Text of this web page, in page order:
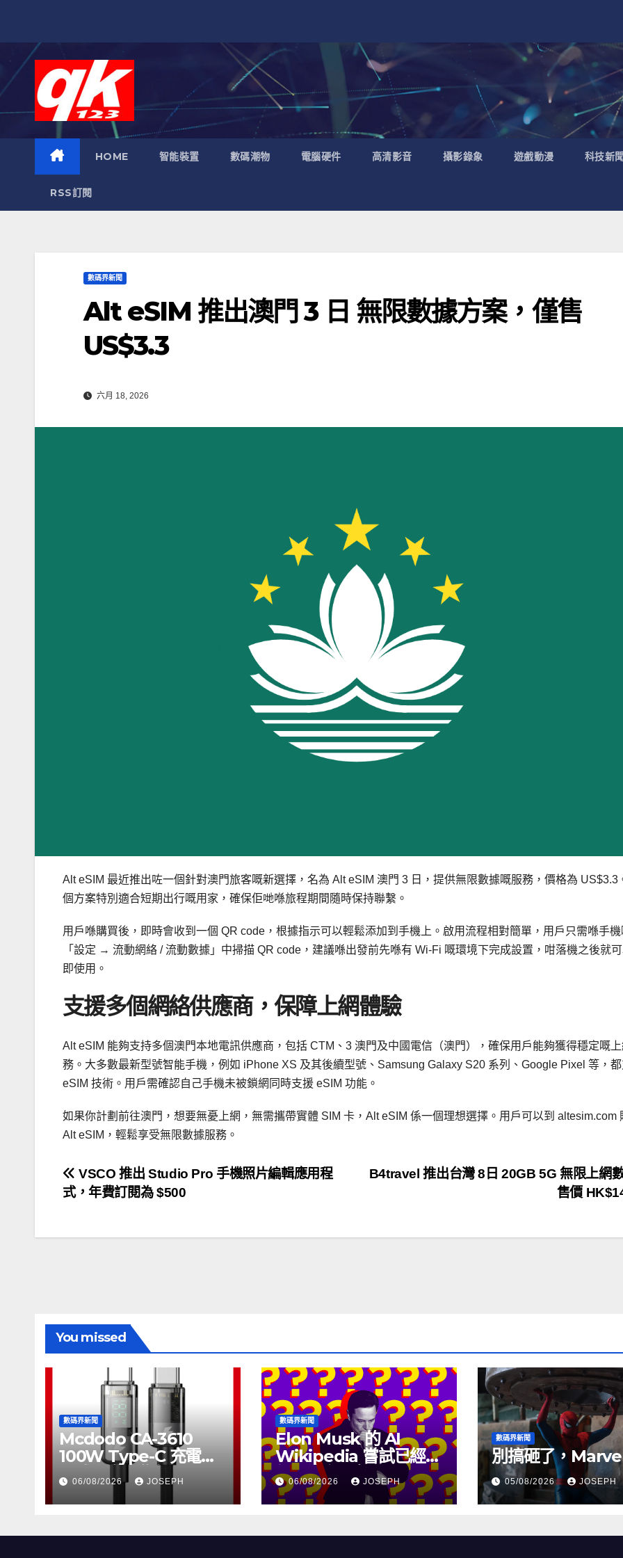
HOME 智能裝置 數碼潮物 電腦硬件 高清影音 攝影錄象 遊戲動漫 科技新聞
RSS訂閱
數碼界新聞
Alt eSIM 推出澳門 3 日 無限數據方案，僅售
US$3.3
六月 18, 2026
Alt eSIM 最近推出咗一個針對澳門旅客嘅新選擇，名為 Alt eSIM 澳門 3 日，提供無限數據嘅服務，價格為 US$3.3
個方案特別適合短期出行嘅用家，確保佢哋喺旅程期間隨時保持聯繫。
用戶喺購買後，即時會收到一個 QR code，根據指示可以輕鬆添加到手機上。啟用流程相對簡單，用戶只需喺手機
「設定 → 流動網絡 / 流動數據」中掃描 QR code，建議喺出發前先喺有 Wi-Fi 嘅環境下完成設置，咁落機之後就
即使用。
支援多個網絡供應商，保障上網體驗
Alt eSIM 能夠支持多個澳門本地電訊供應商，包括 CTM、3 澳門及中國電信（澳門），確保用戶能夠獲得穩定嘅
務。大多數最新型號智能手機，例如 iPhone XS 及其後續型號、Samsung Galaxy S20 系列、Google Pixel 等，
eSIM 技術。用戶需確認自己手機未被鎖網同時支援 eSIM 功能。
如果你計劃前往澳門，想要無憂上網，無需攜帶實體 SIM 卡，Alt eSIM 係一個理想選擇。用戶可以到 altesim.com
Alt eSIM，輕鬆享受無限數據服務。
文
章
導
B4travel 推出台灣 8日 20GB 5G 無限上網
售價
VSCO 推出 Studio Pro 手機照片編輯應用程
式，年費訂閱為 $500
You missed
數碼界新聞
Mcdodo CA-3610
100W Type-C 充電線
正式上市，售價
HK$115
06/08/2026 JOSEPH
數碼界新聞
Elon Musk 的 AI
Wikipedia 嘗試已經幾
個月沒有更新了
06/08/2026 JOSEPH
數碼界新聞
別搞砸了，
05/08/2026 JOSEPH